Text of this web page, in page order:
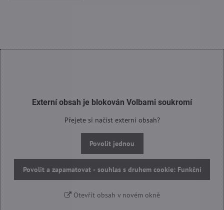
Externí obsah je blokován Volbami soukromí
Přejete si načíst externí obsah?
Povolit jednou
Povolit a zapamatovat - souhlas s druhem cookie: Funkční
Otevřít obsah v novém okně